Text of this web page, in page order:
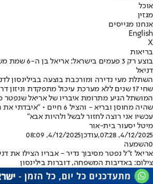
אוכל
מגזין
אנחנו מגייסים
English
X
בריאות
בוצע רק 3
דניאל
שחי 17 שנים ללא מערכת עיכול מתפקדת וניזון
המושתל הגיע מתרומת איבריו של אריאל
שהיה מחוסן ובריא - והציל 6
עכשיו אני רוצה לחזור לבשל ולהיות אבא"
מיטל יסעור בית-אור
4/12/2025, 07:28
,עודכן4/12/2025, 08:09
0השמעה
צילום: באדיבות המשפחה, דוברות בילינסון